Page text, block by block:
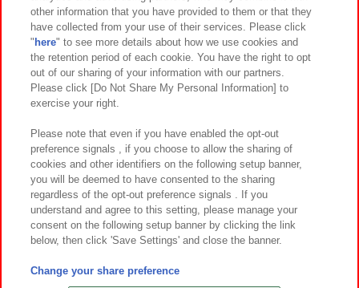
関連会社 サステナビリティ サイトポリシー
プライバシーポリシー ウェブアクセシビリティ方針と検証結果
お取引先さまとともに
カスタマーハラスメント対応方針 よくあるご質問・お問い合わせ
©Bandai Namco Amusement Inc.
©Bandai Namco Amusement Lab Inc.
other information that you have provided to them or that they
have collected from your use of their services. Please click
" here" to see more details about how we use cookies and
the retention period of each cookie. You have the right to opt
out of our sharing of your information with our partners.
Please click [Do Not Share My Personal Information] to
exercise your right.
Please note that even if you have enabled the opt-out
preference signals , if you choose to allow the sharing of
cookies and other identifiers on the following setup banner,
you will be deemed to have consented to the sharing
regardless of the opt-out preference signals . If you
understand and agree to this setting, please manage your
consent on the following setup banner by clicking the link
below, then click 'Save Settings' and close the banner.
Change your share preference